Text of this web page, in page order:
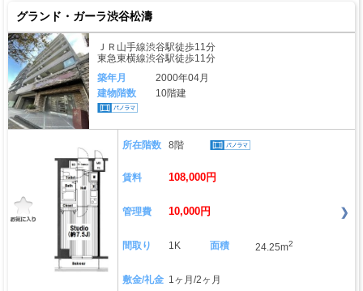
グランド・ガーラ渋谷松濤
ＪＲ山手線渋谷駅徒歩11分
東急東横線渋谷駅徒歩11分
築年月
2000年04月
建物階数
10階建
所在階数 8階
賃料 108,000円
管理費 10,000円
間取り 1K 面積 24.25m2
敷金/礼金 1ヶ月/2ヶ月